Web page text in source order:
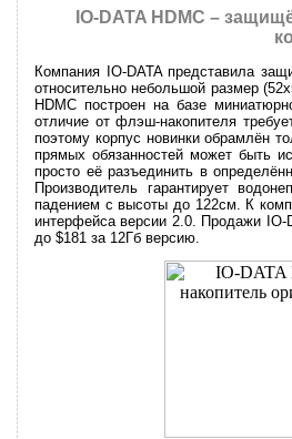
IO-DATA HDMC –
Компания IO-DATA представила
относительно небольшой размер
HDMC построен на базе
отличие от флэш-накопителя
поэтому корпус новинки обрамлён
прямых обязанностей может быть
просто её разъединить в
Производитель гарантирует
падением с высоты до 122см. К
интерфейса версии 2.0. Продажи IO-
до $181 за 12Гб версию.